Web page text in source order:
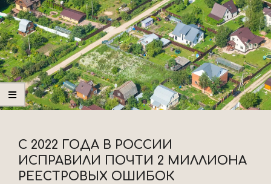
С 2022 ГОДА В РОССИИ
ИСПРАВИЛИ ПОЧТИ 2 МИЛЛИОНА
РЕЕСТРОВЫХ ОШИБОК